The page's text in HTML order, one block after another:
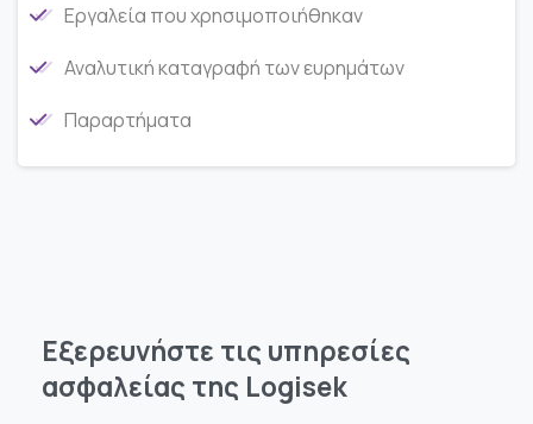
Εργαλεία που χρησιμοποιήθηκαν
Αναλυτική καταγραφή των ευρημάτων
Παραρτήματα
Εξερευνήστε τις υπηρεσίες
ασφαλείας της Logisek